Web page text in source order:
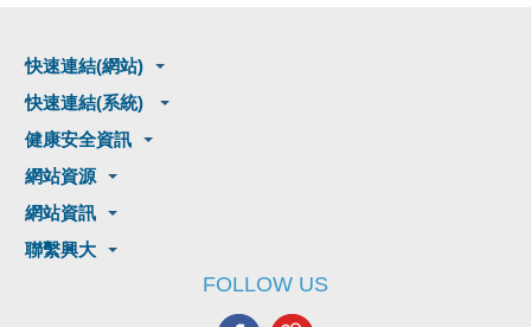
快速連結(網站)
快速連結(系統)
健康安全資訊
網站資源
網站資訊
聯繫興大
FOLLOW US